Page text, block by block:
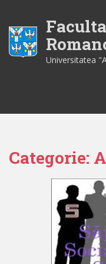
i
Universitatea
Categorie: